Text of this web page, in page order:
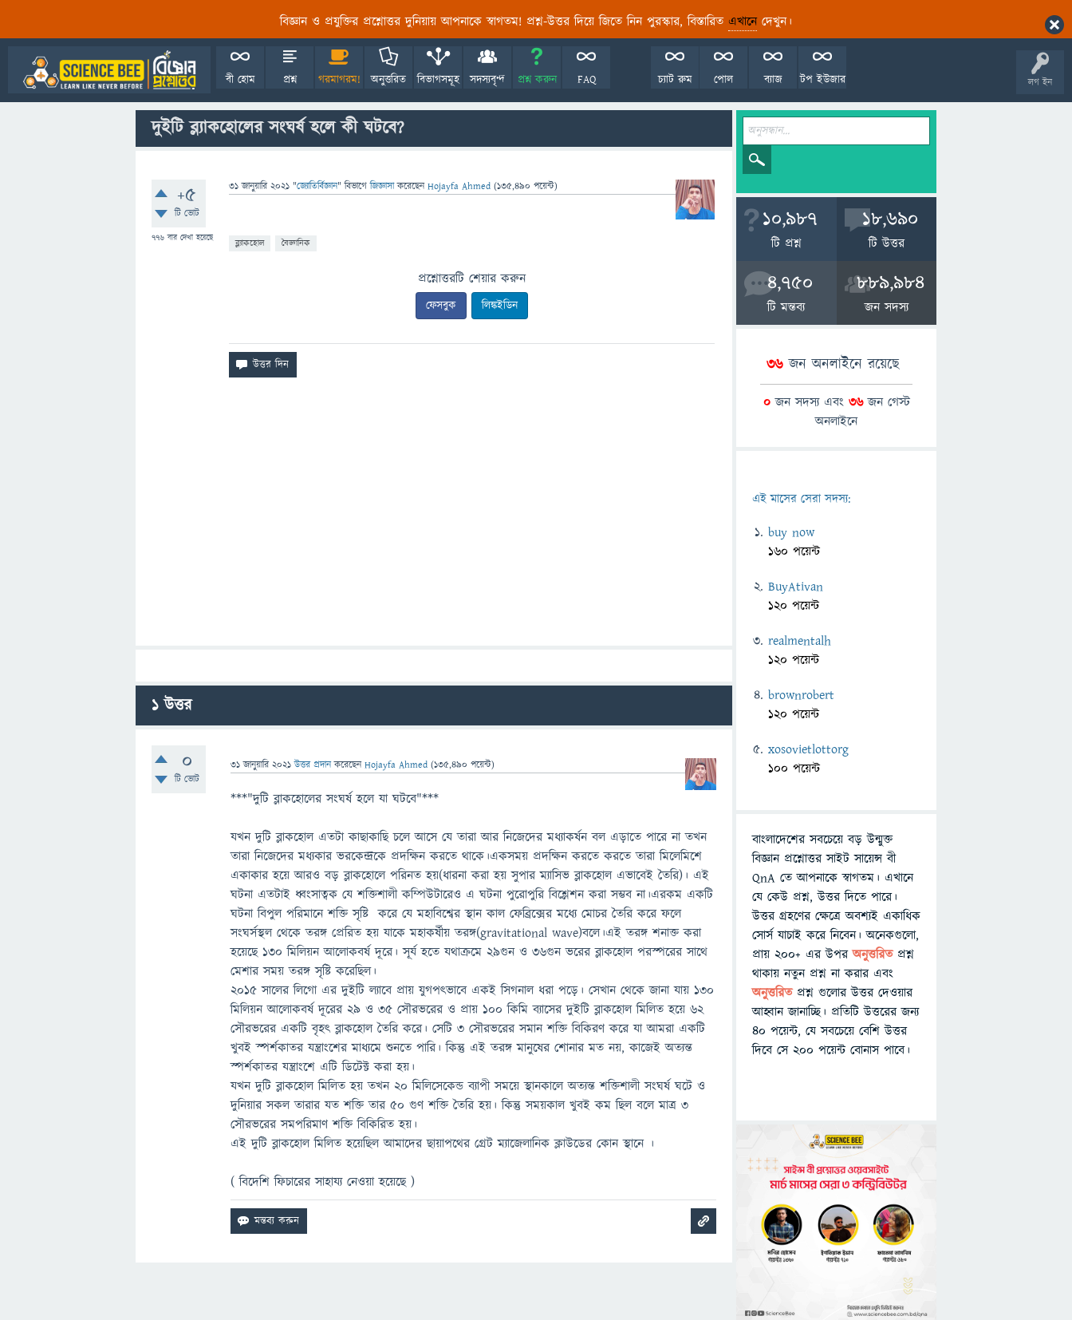
বিজ্ঞান ও প্রযুক্তির প্রশ্নোত্তর দুনিয়ায় আপনাকে স্বাগতম! প্রশ্ন-উত্তর দিয়ে জিতে নিন পুরস্কার, বিস্তারিত এখানেদেখুন।
লগ ইন
বী হোম প্রশ্ন গরমাগরম! অনুত্তরিত বিভাগসমূহ সদস্যবৃন্দ প্রশ্ন করুন FAQ টপ ইউজার
ব্যাজ
পোল
চ্যাট রুম
দুইটি ব্ল্যাকহোলের সংঘর্ষ হলে কী ঘটবে?
+5
টি ভোট
776 বার দেখা হয়েছে
31 জানুয়ারি 2021 "জ্যোতির্বিজ্ঞান" বিভাগে জিজ্ঞাসাকরেছেনHojayfa Ahmed (135,490 পয়েন্ট)
ব্ল্যাকহোল বৈজ্ঞানিক
প্রশ্নোত্তরটি শেয়ার করুন
ফেসবুক লিঙ্কইডিন
1উত্তর
0
টি ভোট
31 জানুয়ারি 2021 উত্তর প্রদান করেছেনHojayfa Ahmed (135,490 পয়েন্ট)
***"দুটি ব্লাকহোলের সংঘর্ষ হলে যা ঘটবে"***
যখন দুটি ব্লাকহোল এতটা কাছাকাছি চলে আসে যে তারা আর নিজেদের মধ্যাকর্ষন বল এড়াতে পারে না তখন
তারা নিজেদের মধ্যকার ভরকেন্দ্রকে প্রদক্ষিন করতে থাকে।একসময় প্রদক্ষিন করতে করতে তারা মিলেমিশে
একাকার হয়ে আরও বড় ব্লাকহোলে পরিনত হয়(ধারনা করা হয় সুপার ম্যাসিভ ব্লাকহোল এভাবেই তৈরি)। এই
ঘটনা এতটাই ধ্বংসাত্বক যে শক্তিশালী কম্পিউটারেও এ ঘটনা পুরোপুরি বিশ্লেশন করা সম্ভব না।এরকম একটি
ঘটনা বিপুল পরিমানে শক্তি সৃষ্টি করে যে মহাবিশ্বের স্থান কাল ফেব্রিক্সের মধ্যে মোচর তৈরি করে ফলে
সংঘর্সস্থল থেকে তরঙ্গ প্রেরিত হয় যাকে মহাকর্ষীয় তরঙ্গ(gravitational wave)বলে।এই তরঙ্গ শনাক্ত করা
হয়েছে 130 মিলিয়ন আলোকবর্ষ দূরে। সূর্য হতে যথাক্রমে 29গুন ও 36গুন ভরের ব্লাকহোল পরস্পরের সাথে
মেশার সময় তরঙ্গ সৃষ্টি করেছিল।
২০১৫ সালের লিগো এর দুইটি ল্যাবে প্রায় যুগপৎভাবে একই সিগনাল ধরা পড়ে। সেখান থেকে জানা যায় ১৩০
মিলিয়ন আলোকবর্ষ দূরের ২৯ ও ৩৫ সৌরভরের ও প্রায় ১০০ কিমি ব্যাসের দুইটি ব্লাকহোল মিলিত হয়ে ৬২
সৌরভরের একটি বৃহৎ ব্লাকহোল তৈরি করে। সেটি ৩ সৌরভরের সমান শক্তি বিকিরণ করে যা আমরা একটি
খুবই স্পর্শকাতর যন্ত্রাংশের মাধ্যমে শুনতে পারি। কিন্তু এই তরঙ্গ মানুষের শোনার মত নয়, কাজেই অত্যন্ত
স্পর্শকাতর যন্ত্রাংশে এটি ডিটেক্ট করা হয়।
যখন দুটি ব্লাকহোল মিলিত হয় তখন ২০ মিলিসেকেন্ড ব্যাপী সময়ে স্থানকালে অত্যন্ত শক্তিশালী সংঘর্ষ ঘটে ও
দুনিয়ার সকল তারার যত শক্তি তার ৫০ গুণ শক্তি তৈরি হয়। কিন্তু সময়কাল খুবই কম ছিল বলে মাত্র ৩
সৌরভরের সমপরিমাণ শক্তি বিকিরিত হয়।
এই দুটি ব্লাকহোল মিলিত হয়েছিল আমাদের ছায়াপথের গ্রেট ম্যাজেলানিক ক্লাউডের কোন স্থানে ।
( বিদেশি ফিচারের সাহায্য নেওয়া হয়েছে )
10,987
টি প্রশ্ন
18,690
টি উত্তর
4,750
টি মন্তব্য
889,984
জন সদস্য
36 জন অনলাইনে রয়েছে
0জন সদস্য এবং 36জন গেস্ট
অনলাইনে
এই মাসের সেরা সদস্য:
buy now
160 পয়েন্ট
BuyAtivan
120 পয়েন্ট
realmentalh
120 পয়েন্ট
brownrobert
120 পয়েন্ট
xosovietlottorg
100 পয়েন্ট
বাংলাদেশের সবচেয়ে বড় উন্মুক্ত
বিজ্ঞান প্রশ্নোত্তর সাইট সায়েন্স বী
QnA তে আপনাকে স্বাগতম। এখানে
যে কেউ প্রশ্ন, উত্তর দিতে পারে।
উত্তর গ্রহণের ক্ষেত্রে অবশ্যই একাধিক
সোর্স যাচাই করে নিবেন। অনেকগুলো,
প্রায় ২০০+ এর উপরঅনুত্তরিতপ্রশ্ন
থাকায় নতুন প্রশ্ন না করার এবং
অনুত্তরিত প্রশ্ন গুলোর উত্তর দেওয়ার
আহ্বান জানাচ্ছি। প্রতিটি উত্তরের জন্য
৪০ পয়েন্ট, যে সবচেয়ে বেশি উত্তর
দিবে সে ২০০ পয়েন্ট বোনাস পাবে।